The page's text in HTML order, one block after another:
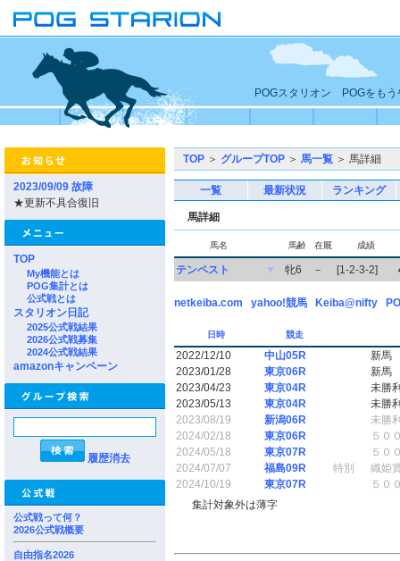
POGスタリオン POGをもう
2023/09/09 故障
★更新不具合復旧
TOP
My機能とは
POG集計とは
公式戦とは
スタリオン日記
2025公式戦結果
2026公式戦募集
2024公式戦結果
amazonキャンペーン
履歴消去
公式戦って何？
2026公式戦概要
自由指名2026
TOP ＞ グループTOP ＞ 馬一覧 ＞ 馬詳細
一覧 最新状況 ランキング
馬詳細
馬名 馬齢 在厩 成績
テンペスト ▼ 牝6 － [1-2-3-2]
netkeiba.com yahoo!競馬 Keiba@nifty
日時 競走
2022/12/10 中山05R
新馬
2023/01/28
東京06R
新馬
2023/04/23
東京04R
未勝
2023/05/13
東京04R
未勝
2023/08/19
新潟06R
未勝
2024/02/18
東京06R
５０
2024/05/18
東京07R
５０
2024/07/07
福島09R 特別
織姫
2024/10/19
東京07R
５０
集計対象外は薄字